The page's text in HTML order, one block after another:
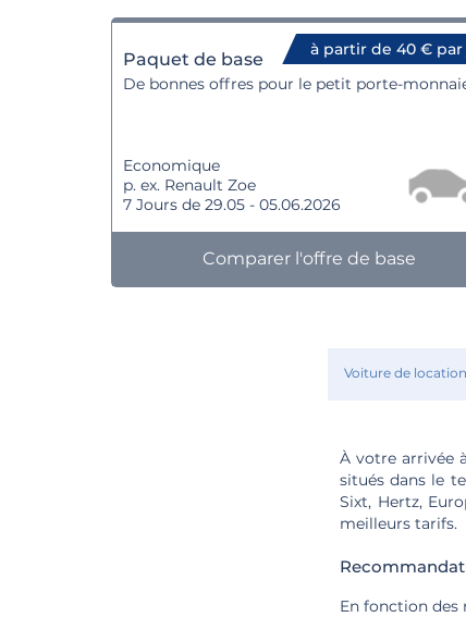
à partir de 40 €
Paquet de base
De bonnes offres pour le petit porte-
Economique
p. ex. Renault Zoe
7 Jours de 29.05 - 05.06.2026
Comparer l'offre de base
Voiture de location
À votre arrivée
situés dans le
Sixt, Hertz,
meilleurs tarifs.
En fonction des